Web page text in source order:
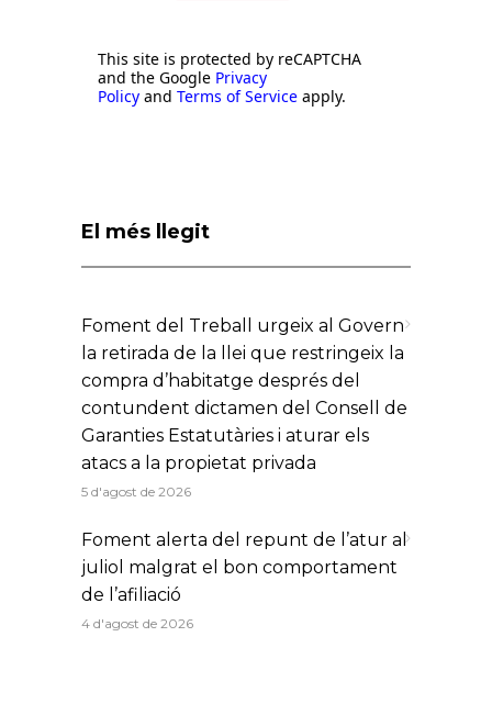
This site is protected by reCAPTCHA
and the Google Privacy
Policy and Terms of Service apply.
El més llegit
Foment del Treball urgeix al Govern
la retirada de la llei que restringeix la
compra d’habitatge després del
contundent dictamen del Consell de
Garanties Estatutàries i aturar els
atacs a la propietat privada
5 d'agost de 2026
Foment alerta del repunt de l’atur al
juliol malgrat el bon comportament
de l’afiliació
4 d'agost de 2026